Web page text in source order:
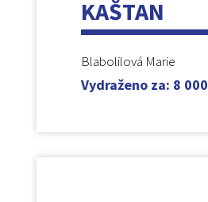
KAŠTAN
Blabolilová Marie
Vydraženo za: 8 000